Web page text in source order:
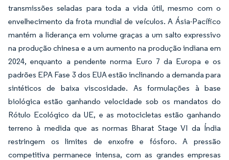
transmissões seladas para toda a vida útil, mesmo com o
envelhecimento da frota mundial de veículos. A Ásia-Pacífico
mantém a liderança em volume graças a um salto expressivo
na produção chinesa e a um aumento na produção indiana em
2024, enquanto a pendente norma Euro 7 da Europa e os
padrões EPA Fase 3 dos EUA estão inclinando a demanda para
sintéticos de baixa viscosidade. As formulações à base
biológica estão ganhando velocidade sob os mandatos do
Rótulo Ecológico da UE, e as motocicletas estão ganhando
terreno à medida que as normas Bharat Stage VI da Índia
restringem os limites de enxofre e fósforo. A pressão
competitiva permanece intensa, com as grandes empresas